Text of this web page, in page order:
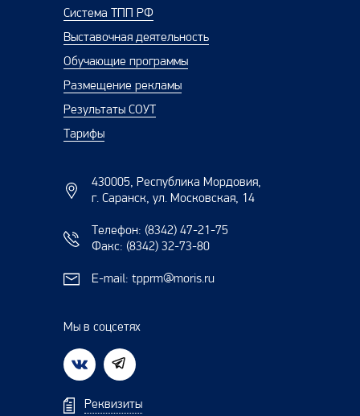
Система ТПП РФ
Выставочная деятельность
Обучающие программы
Размещение рекламы
Результаты СОУТ
Тарифы
430005, Республика Мордовия,
г. Саранск, ул. Московская, 14
Телефон: (8342) 47-21-75
Факс: (8342) 32-73-80
E-mail: tpprm@moris.ru
Мы в соцсетях
Реквизиты